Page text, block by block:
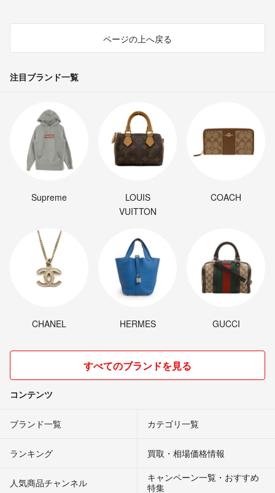
ページの上へ戻る
注目ブランド一覧
Supreme
LOUIS
VUITTON
COACH
CHANEL HERMES GUCCI
すべてのブランドを見る
コンテンツ
ブランド一覧 カテゴリ一覧
ランキング 買取・相場価格情報
人気商品チャンネル
キャンペーン一覧・おすすめ
特集